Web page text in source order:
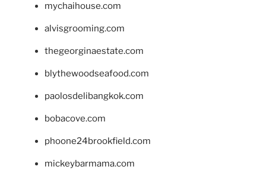
mychaihouse.com
alvisgrooming.com
thegeorginaestate.com
blythewoodseafood.com
paolosdelibangkok.com
bobacove.com
phoone24brookfield.com
mickeybarmama.com